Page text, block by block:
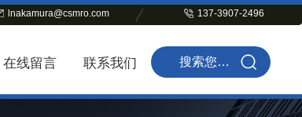
lnakamura@csmro.com 137-3907-2496
在线留言 联系我们